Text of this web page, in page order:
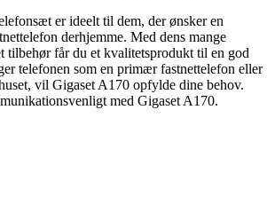
er ideelt til dem, der ønsker en
derhjemme. Med dens mange
tilbehør får du et kvalitetsprodukt til en god
telefonen som en primær fastnettelefon eller
vil Gigaset A170 opfylde dine behov.
med Gigaset A170.